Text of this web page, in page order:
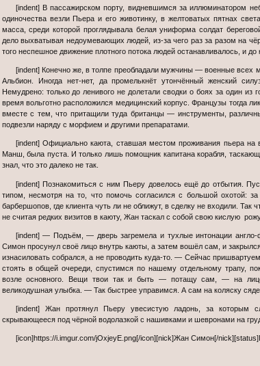
[indent] В пассажирском порту, видневшимся за иллюминатором небольшой двухместной каюты, где в суровой роскоши
одиночества везли Пьера и его животинку, в желтоватых пятнах
масса, среди которой проглядывала белая униформа солдат
дело выхватывая недоумевающих людей, из-за чего раз за разом на
того неспешное движение плотного потока людей останавливалось, и
[indent] Конечно же, в толпе преобладали мужчины — военные всех мастей, кого удалось живьём взять во время войны за
Альбион. Иногда нет-нет, да промелькнёт утончённый женский
Немудрено: только до ленивого не долетали сводки о боях за один из
время вольготно расположился медицинский корпус. Французы тогда
вместе с тем, что притащили туда британцы — инструменты,
подвезли наряду с морфием и другими препаратами.
[indent] Официально каюта, ставшая местом проживания пьера на время круиза через спокойный в это время года Ла-
Манш, была пуста. И только лишь помощник капитана корабля,
знал, что это далеко не так.
[indent] Познакомиться с ним Пьеру довелось ещё до отбытия. Пускай и недолго. Жан оказался не очень приветливым
типом, несмотря на то, что помочь согласился с большой охотой:
барбершопов, где клиента чуть ли не оближут, в сделку не входили. Так
не считая редких визитов в каюту, Жан таскал с собой свою кислую
[indent] — Подъём, — дверь загремела и тухлые интонации англо-французского акцента долетели до Пьера, когда Жан
Симон просунул своё лицо внутрь каюты, а затем вошёл сам, и
изнасиловать собрался, а не проводить куда-то. — Сейчас
стоять в общей очереди, спустимся по нашему отдельному трапу,
возле основного. Вещи твои так и быть — потащу сам, — на
великодушная улыбка. — Так быстрее управимся. А сам на коляску
[indent] Жан протянул Пьеру увесистую ладонь, за которым следовало крепкое жилистое предплечье, частично
скрывающееся под чёрной водолазкой с нашивками и шевронами на
[icon]https://i.imgur.com/jOxjeyE.png[/icon][nick]Жан Симон[/